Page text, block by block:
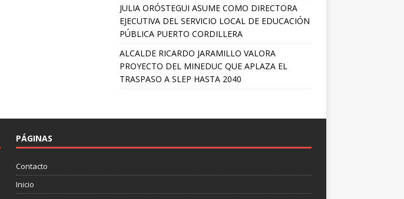
JULIA ORÓSTEGUI ASUME COMO DIRECTORA
EJECUTIVA DEL SERVICIO LOCAL DE EDUCACIÓN
PÚBLICA PUERTO CORDILLERA
ALCALDE RICARDO JARAMILLO VALORA
PROYECTO DEL MINEDUC QUE APLAZA EL
TRASPASO A SLEP HASTA 2040
PÁGINAS
Contacto
Inicio